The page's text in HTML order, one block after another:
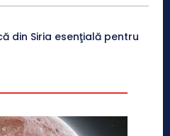
din Siria esenţială pentru